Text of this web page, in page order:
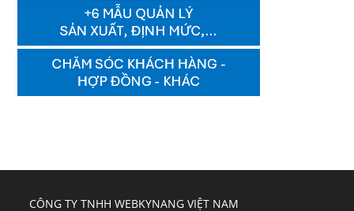
CÔNG TY TNHH WEBKYNANG VIỆT NAM